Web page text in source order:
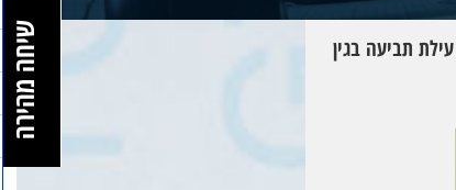
תביעה בגין
שיחה מהירה